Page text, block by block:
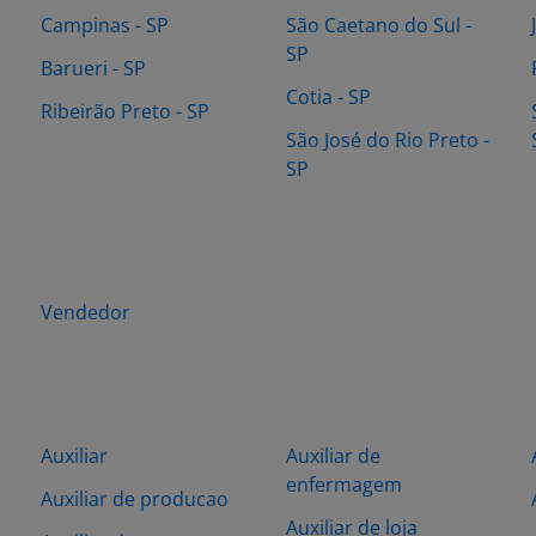
Campinas - SP
Barueri - SP
Ribeirão Preto - SP
São Caetano do Sul -
SP
Cotia - SP
São José do Rio Preto -
SP
Vendedor
Auxiliar
Auxiliar de producao
Auxiliar de
enfermagem
Auxiliar de loja